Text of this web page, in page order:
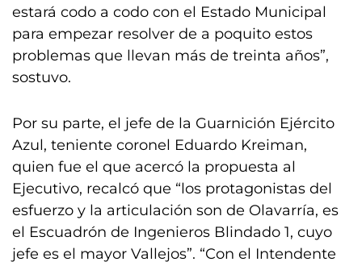
estará codo a codo con el Estado Municipal
para empezar resolver de a poquito estos
problemas que llevan más de treinta años”,
sostuvo.
Por su parte, el jefe de la Guarnición Ejército
Azul, teniente coronel Eduardo Kreiman,
quien fue el que acercó la propuesta al
Ejecutivo, recalcó que “los protagonistas del
esfuerzo y la articulación son de Olavarría, es
el Escuadrón de Ingenieros Blindado 1, cuyo
jefe es el mayor Vallejos”. “Con el Intendente